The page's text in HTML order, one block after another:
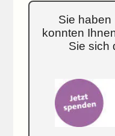
Sie haben
konnten
Sie sich